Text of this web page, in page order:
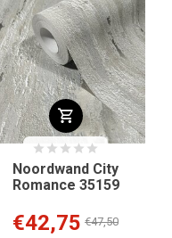
Noordwand City
Romance 35159
€42,75 €47,50